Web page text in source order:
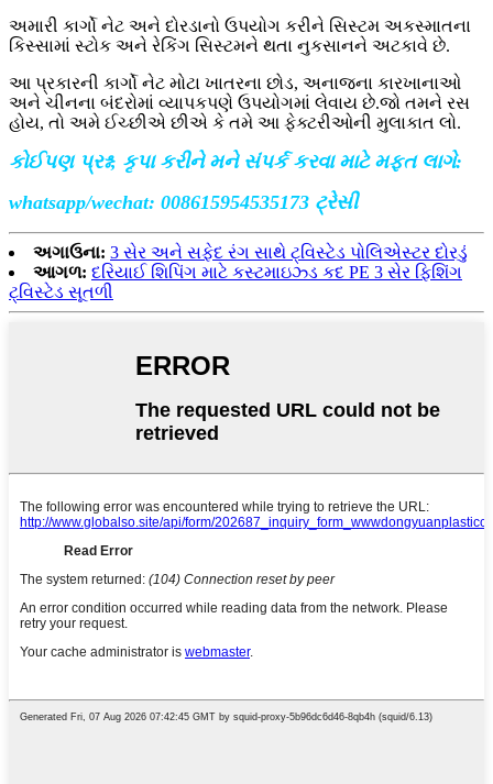
અમારી કાર્ગો નેટ અને દોરડાનો ઉપયોગ કરીને સિસ્ટમ અકસ્માતના
કિસ્સામાં સ્ટોક અને રેકિંગ સિસ્ટમને થતા નુકસાનને અટકાવે છે.
આ પ્રકારની કાર્ગો નેટ મોટા ખાતરના છોડ, અનાજના કારખાનાઓ
અને ચીનના બંદરોમાં વ્યાપકપણે ઉપયોગમાં લેવાય છે.જો તમને રસ
હોય, તો અમે ઈચ્છીએ છીએ કે તમે આ ફેક્ટરીઓની મુલાકાત લો.
કોઈપણ પ્રશ્ન, કૃપા કરીને મને સંપર્ક કરવા માટે મફત લાગે:
whatsapp/wechat: 008615954535173 ટ્રેસી
અગાઉના: 3 સેર અને સફેદ રંગ સાથે ટ્વિસ્ટેડ પોલિએસ્ટર દોરડું
આગળ: દરિયાઈ શિપિંગ માટે કસ્ટમાઇઝ્ડ કદ PE 3 સેર ફિશિંગ
ટ્વિસ્ટેડ સૂતળી